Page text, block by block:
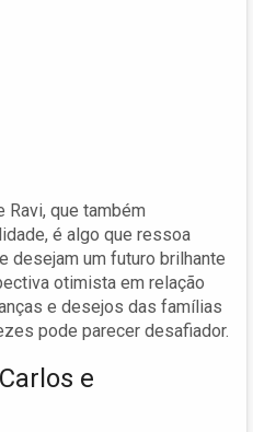
Ravi, que também
é algo que ressoa
desejam um futuro brilhante
otimista em relação
e desejos das famílias
pode parecer desafiador.
e